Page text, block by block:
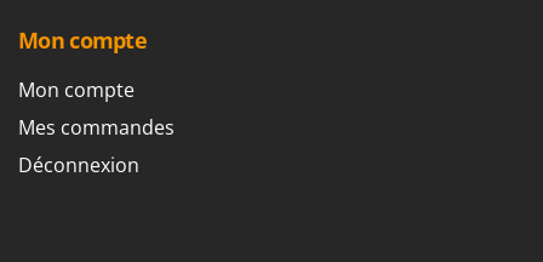
MAMMAMIA
Marcato
Marina Systems
Master
Mon compte
Mon compte
Mes commandes
Déconnexion